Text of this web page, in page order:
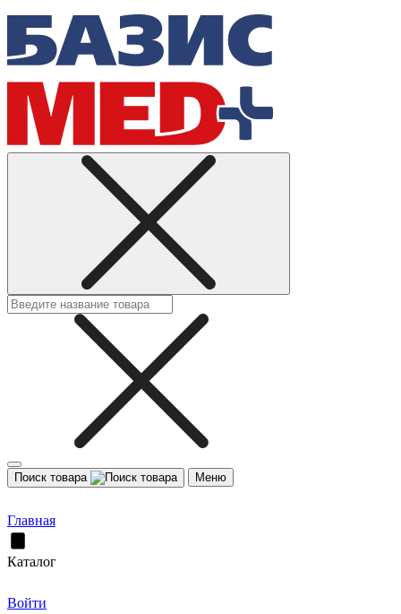
Поиск товара Меню
Главная
Каталог
Войти